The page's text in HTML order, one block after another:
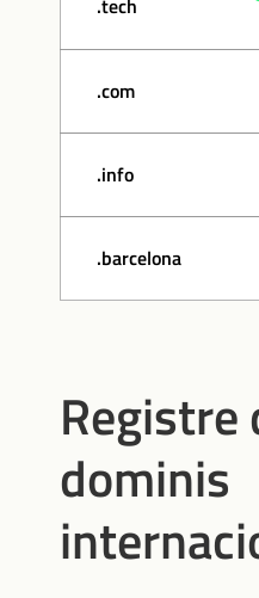
.tech
.com
.info
.barcelona
Registre
dominis